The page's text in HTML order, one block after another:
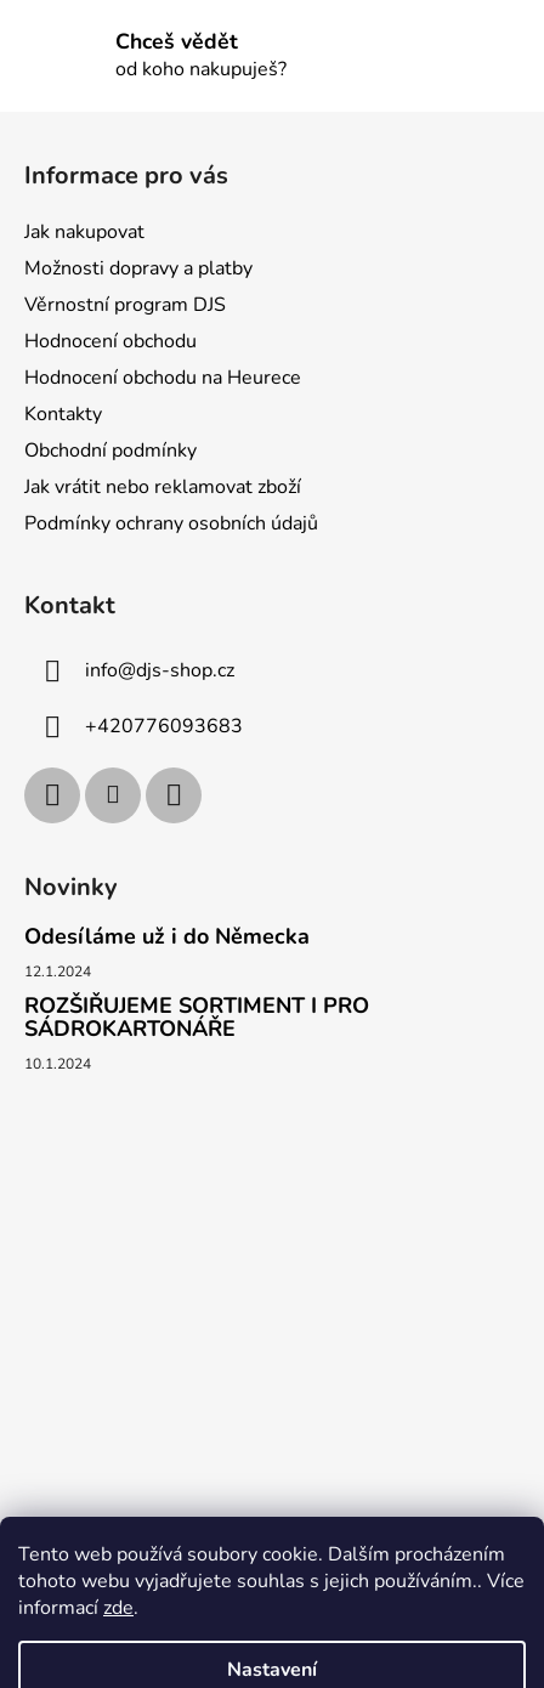
Tento web používá soubory cookie. Dalším procházením
tohoto webu vyjadřujete souhlas s jejich používáním.. Více
informacízde.
Nastavení
Chceš vědět
od koho nakupuješ?
Informace pro vás
Jak nakupovat
Možnosti dopravy a platby
Věrnostní program DJS
Hodnocení obchodu
Hodnocení obchodu na Heurece
Kontakty
Obchodní podmínky
Jak vrátit nebo reklamovat zboží
Podmínky ochrany osobních údajů
Kontakt
info@djs-shop.cz
+420776093683
Novinky
Odesíláme už i do Německa
12.1.2024
ROZŠIŘUJEME SORTIMENT I PRO
SÁDROKARTONÁŘE
10.1.2024
Jak nakupovat
Obchodní podmínky
Podpoř nás na YouTube